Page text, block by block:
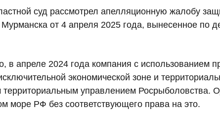
суд рассмотрел апелляционную жалобу
Мурманска от 4 апреля 2025 года, вынесенное по
в апреле 2024 года компания с
экономической зоне и
управлением Росрыболовства.
море РФ без соответствующего права на это.